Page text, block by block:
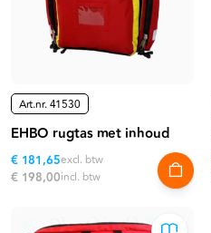
Art.nr.41530
EHBO rugtas met inhoud
€ 181,65excl. btw
€ 198,00incl. btw